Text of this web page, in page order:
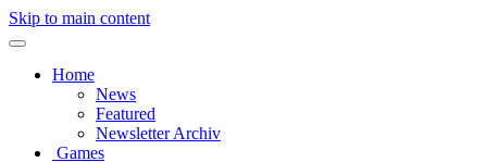
Skip to main content
Home
News
Featured
Newsletter Archiv
Games